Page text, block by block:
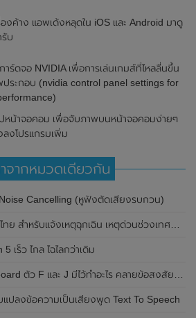
งค้าง แอพเด้งหลุดใน iOS และ Android มาดู
บ
าร์ดจอ NVIDIA เพื่อการเล่นเกมส์ที่ไหลลื่นขึ้น
ระกอบ (nvidia control panel settings for
หน้าจอคอม เพื่อจับภาพบนหน้าจอคอมง่ายๆ
ลงโปรแกรมเพิ่ม
จากหมวดเดียวกัน
Cancelling (หูฟังตัดเสียงรบกวน)
เหตุฉุกเฉิน เหตุด่วนช่วงเทศกาล เบอร์ธนาคาร และผู้ให้บริการต่างๆ
เร็ว ไกล ไฉไลกว่าเดิม
ละ J มีไว้ทำอะไร คลายข้อสงสัย ขีดที่ปุ่มบนคีย์บอร์ดคืออะไร
แปลงข้อความเป็นเสียงพูด Text To Speech